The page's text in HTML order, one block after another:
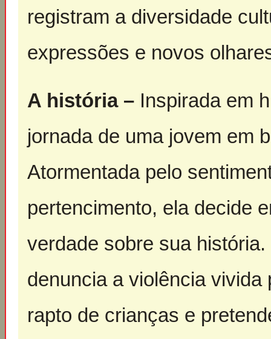
registram a diversidade
expressões e novos
A história – Inspirada em
jornada de uma jovem em
Atormentada pelo
pertencimento, ela decide
verdade sobre sua
denuncia a violência
rapto de crianças e